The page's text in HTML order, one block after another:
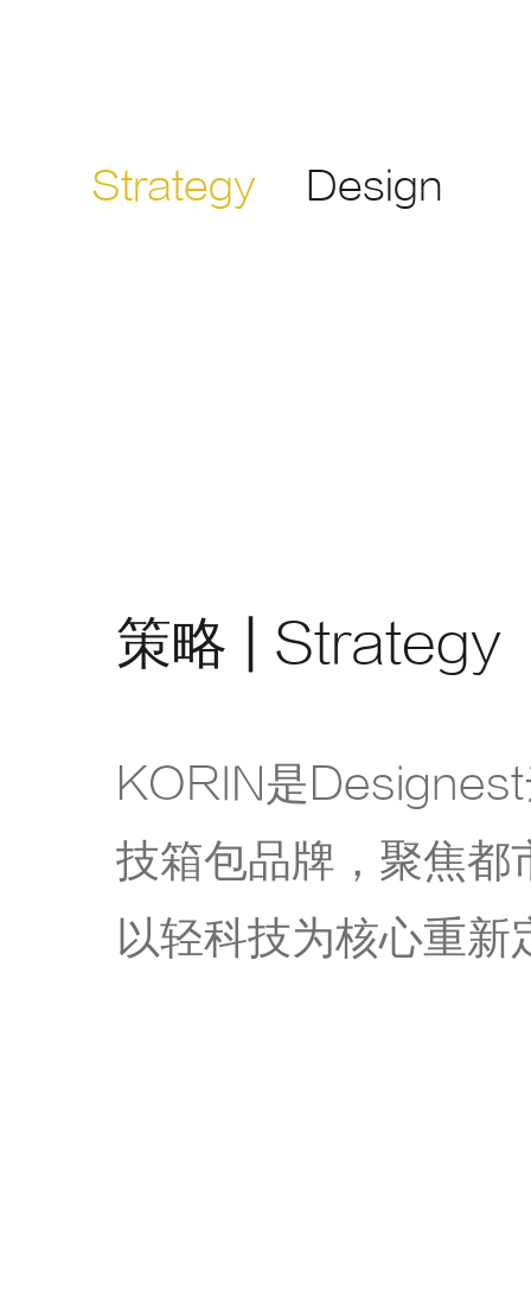
Strategy Design
策略 | Strategy
KORIN是Designest
技箱包品牌，聚焦都
以轻科技为核心重新